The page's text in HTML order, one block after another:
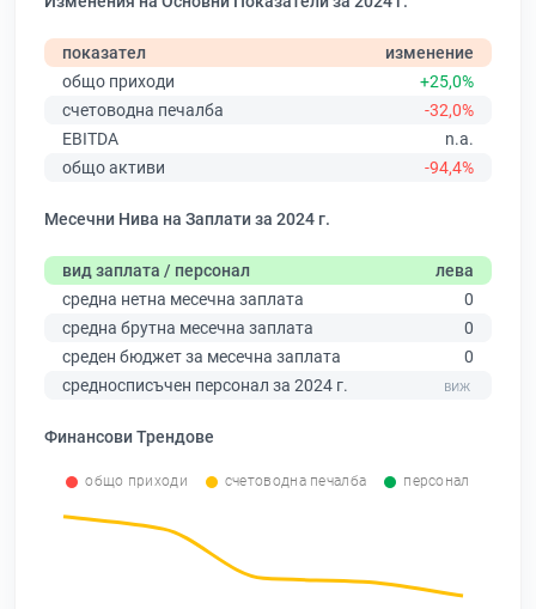
показател
изменение
общо приходи
+25,0%
счетоводна печалба
-32,0%
EBITDA
n.a.
общо активи
-94,4%
Месечни Нива на Заплати за 2024 г.
вид заплата / персонал
лева
средна нетна месечна заплата
0
средна брутна месечна заплата
0
среден бюджет за месечна заплата
0
средносписъчен персонал за 2024 г.
Финансови Трендове
общо приходи счетоводна печалба персонал